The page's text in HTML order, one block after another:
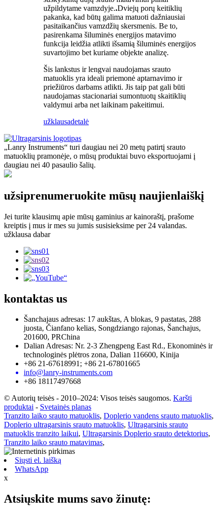
užpildytame vamzdyje..Dviejų porų keitiklių
pakanka, kad būtų galima matuoti dažniausiai
pasitaikančius vamzdžių skersmenis. Be to,
pasirenkama šiluminės energijos matavimo
funkcija leidžia atlikti išsamią šiluminės energijos
suvartojimo bet kuriame objekte analizę.
Šis lankstus ir lengvai naudojamas srauto
matuoklis yra ideali priemonė aptarnavimo ir
priežiūros darbams atlikti. Jis taip pat gali būti
naudojamas stacionariai sumontuotų skaitiklių
valdymui arba net laikinam pakeitimui.
užklausadetalė
„Lanry Instruments“ turi daugiau nei 20 metų patirtį srauto
matuoklių pramonėje, o mūsų produktai buvo eksportuojami į
daugiau nei 40 pasaulio šalių.
užsiprenumeruokite mūsų naujienlaiškį
Jei turite klausimų apie mūsų gaminius ar kainoraštį, prašome
kreiptis į mus ir mes su jumis susisieksime per 24 valandas.
užklausa dabar
kontaktas us
Šanchajaus adresas: 17 aukštas, A blokas, 9 pastatas, 288
juosta, Čianfano kelias, Songdziango rajonas, Šanchajus,
201600, PRChina
Dalian Adresas: Nr. 2-3 Zhengpeng East Rd., Ekonominės ir
technologinės plėtros zona, Dalian 116600, Kinija
+86 21-67618991; +86 21-67801665
info@lanry-instruments.com
+86 18117497668
© Autorių teisės - 2010–2024: Visos teisės saugomos. Karšti
produktai - Svetainės planas
Tranzito laiko srauto matuoklis, Doplerio vandens srauto matuoklis,
Doplerio ultragarsinis srauto matuoklis, Ultragarsinis srauto
matuoklis tranzito laikui, Ultragarsinis Doplerio srauto detektorius,
Tranzito laiko srauto matavimas,
Siųsti el. laišką
WhatsApp
x
Atsiųskite mums savo žinutę: